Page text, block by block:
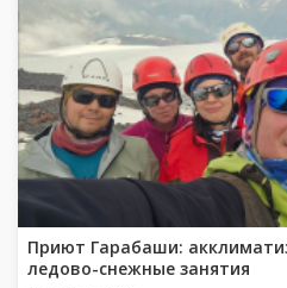
Приют Гарабаши:
ледово-снежные занятия